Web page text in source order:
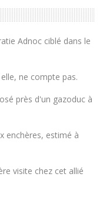
Adnoc ciblé dans le
ne compte pas.
près d'un gazoduc à
enchères, estimé à
visite chez cet allié